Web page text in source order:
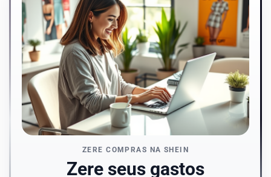
ZERE COMPRAS NA SHEIN
Zere seus gastos